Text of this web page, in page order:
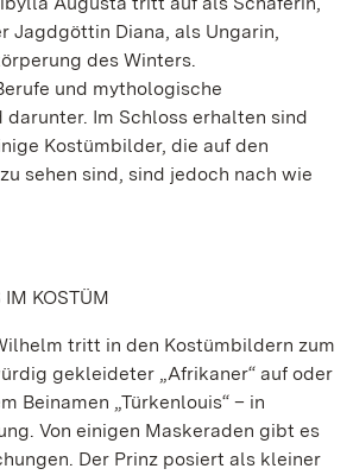
Jagdgöttin Diana, als Ungarin,
des Winters.
und mythologische
darunter. Im Schloss erhalten sind
Kostümbilder, die auf den
sehen sind, sind jedoch nach wie
IM KOSTÜM
tritt in den Kostümbildern zum
gekleideter „Afrikaner“ auf oder
Beinamen „Türkenlouis“ – in
Von einigen Maskeraden gibt es
Der Prinz posiert als kleiner